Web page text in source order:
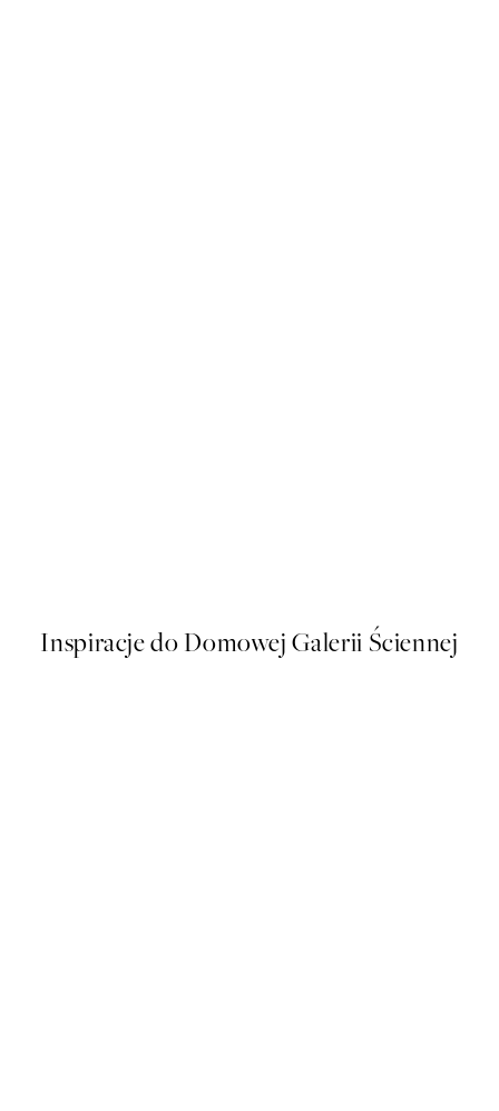
Inspiracje do Domowej Galerii Ściennej